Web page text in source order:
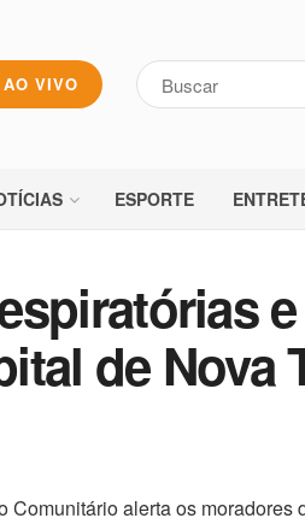
VIVO
ESPORTE
de Nova
alerta os